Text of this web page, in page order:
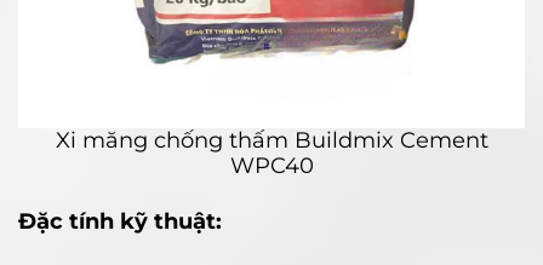
Xi măng chống thấm Buildmix Cement
WPC40
Đặc tính kỹ thuật: